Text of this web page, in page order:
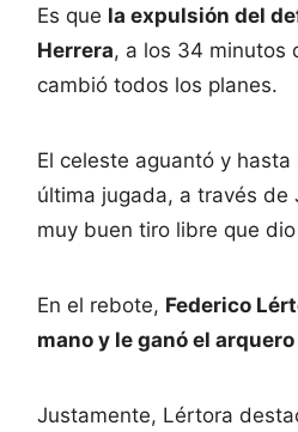
Es que la expulsión del
Herrera, a los 34 minutos
cambió todos los planes.
El celeste aguantó y
última jugada, a través de
muy buen tiro libre que
En el rebote, Federico
mano y le ganó el
Justamente, Lértora